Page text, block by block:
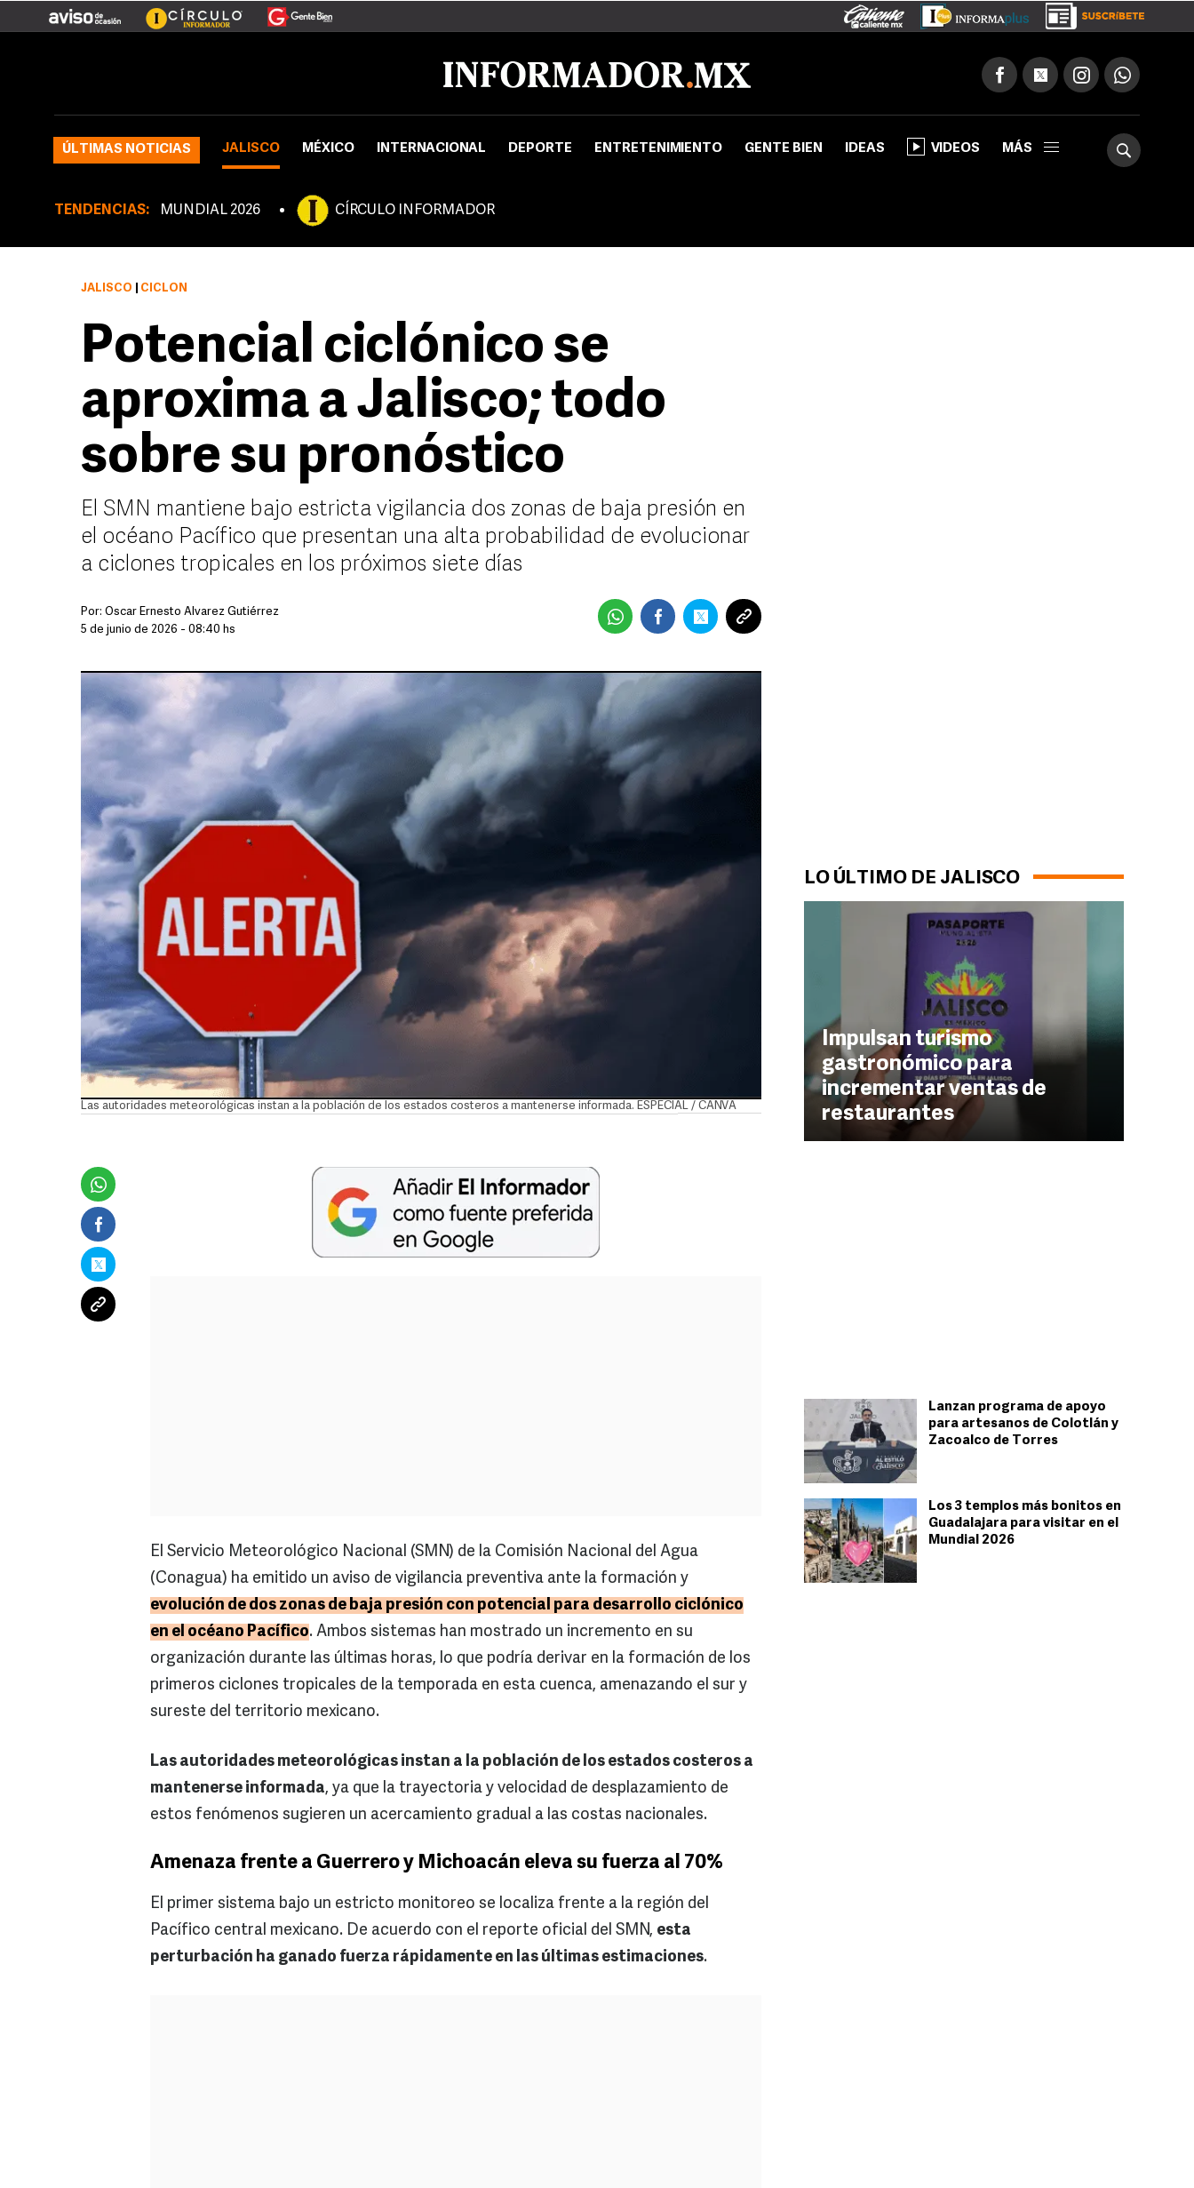
ÚLTIMAS NOTICIAS JALISCO MÉXICO INTERNACIONAL DEPORTE ENTRETENIMIENTO GENTE BIEN IDEAS VIDEOS MÁS
TENDENCIAS: MUNDIAL 2026 CÍRCULO INFORMADOR
LO ÚLTIMO DE JALISCO
Impulsan turismo
gastronómico para
incrementar ventas de
restaurantes
Lanzan programa de apoyo
para artesanos de Colotlán y
Zacoalco de Torres
Los 3 templos más bonitos en
Guadalajara para visitar en el
Mundial 2026
JALISCO CICLÓN
Potencial ciclónico se
aproxima a Jalisco; todo
sobre su pronóstico
El SMN mantiene bajo estricta vigilancia dos zonas de baja presión en
el océano Pacífico que presentan una alta probabilidad de evolucionar
a ciclones tropicales en los próximos siete días
Por: Óscar Ernesto Álvarez Gutiérrez
5 de junio de 2026 - 08:40 hs
Las autoridades meteorológicas instan a la población de los estados costeros a mantenerse informada. ESPECIAL / CANVA
El Servicio Meteorológico Nacional (SMN) de la Comisión Nacional del Agua
(Conagua) ha emitido un aviso de vigilancia preventiva ante la formación y
evolución de dos zonas de baja presión con potencial para desarrollo ciclónico
en el océano Pacífico. Ambos sistemas han mostrado un incremento en su
organización durante las últimas horas, lo que podría derivar en la formación de los
primeros ciclones tropicales de la temporada en esta cuenca, amenazando el sur y
sureste del territorio mexicano.
Las autoridades meteorológicas instan a la población de los estados costeros a
mantenerse informada, ya que la trayectoria y velocidad de desplazamiento de
estos fenómenos sugieren un acercamiento gradual a las costas nacionales.
Amenaza frente a Guerrero y Michoacán eleva su fuerza al 70%
El primer sistema bajo un estricto monitoreo se localiza frente a la región del
Pacífico central mexicano. De acuerdo con el reporte oficial del SMN, esta
perturbación ha ganado fuerza rápidamente en las últimas estimaciones.